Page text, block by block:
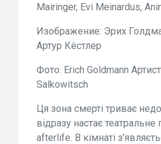
Mairinger, Evi Meinardus,
Изображение: Эрих
Артур Кёстлер
Фото: Erich Goldmann
Salkowitsch
Ця зона смерті триває
відразу настає театральне
afterlife. В кімнаті